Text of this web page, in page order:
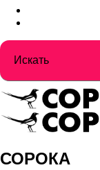
СОРОКА